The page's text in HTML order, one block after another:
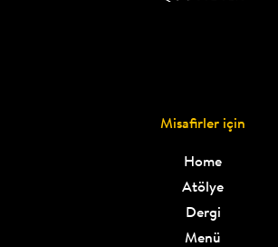
Misafirler için
Home
Atölye
Dergi
Menü